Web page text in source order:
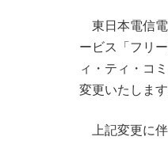
東日本電信
ービス「フリ
ィ・ティ・コ
変更いたします
上記変更に